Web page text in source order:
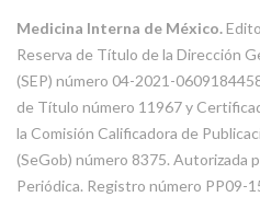
Medicina Interna de México.
Reserva de Título de la Dirección
(SEP) número 04-2021-
de Título número 11967 y
la Comisión Calificadora de
(SeGob) número 8375. Autorizada
Periódica. Registro número PP09-